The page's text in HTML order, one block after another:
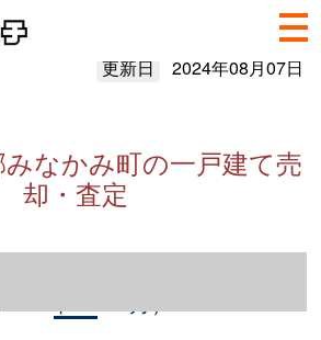
更新日 2024年08月07日
なかみ町の一戸建て売
却・査定
かみ町の一戸建て売却情報